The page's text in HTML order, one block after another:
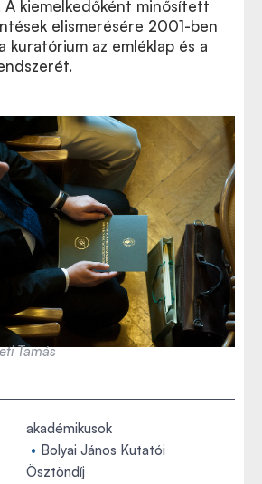
A kiemelkedőként minősített
elismerésére 2001-ben
kuratórium az emléklap és a
Tamás
akadémikusok
Bolyai János Kutatói
Ösztöndíj